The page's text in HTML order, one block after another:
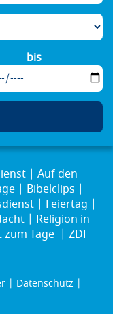
bis
Auf den
Bibelclips
Feiertag
Religion in
zum Tage
ZDF
Datenschutz